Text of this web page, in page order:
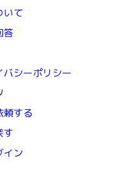
いて
答
シーポリシー
頼する
す
イン